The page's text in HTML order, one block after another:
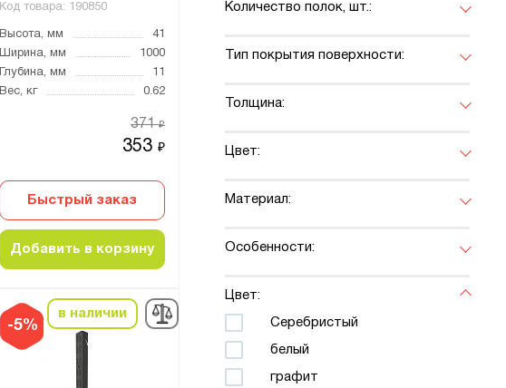
Код товара: 190850
Высота, мм
41
Ширина, мм
1000
Глубина, мм
11
Вес, кг
0.62
353 ₽
371₽
Быстрый заказ
Добавить в корзину
-5%
в наличии
Количество полок, шт.:
Тип покрытия поверхности:
Толщина:
Цвет:
Материал:
Особенности:
Цвет:
Серебристый
белый
графит